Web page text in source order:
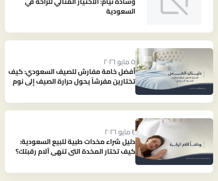
السعودية
٥ مايو ٢٠٢٦
أفضل خامة مفارش للصيف السعودي: كيف
تختارين مفرشاً يحول حرارة الصيف إلى نوم
٤ مايو ٢٠٢٦
دليل شراء مخدات طبية للبيع السعودية:
كيف تختار المخدة التي تنهي آلام رقبتك؟